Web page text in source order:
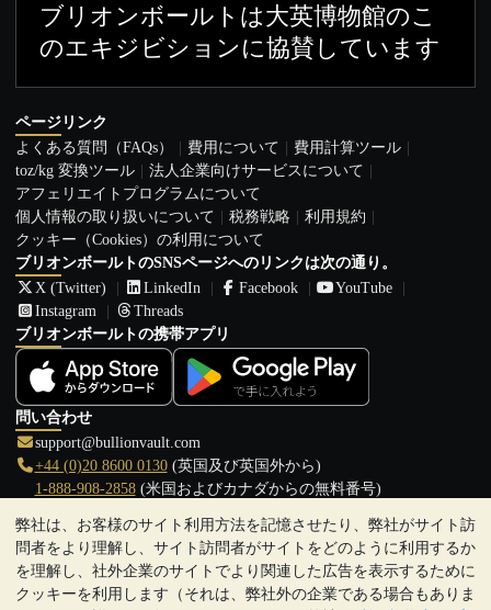
弊社は、お客様のサイト利用方法を記憶させたり、弊社がサイト訪
問者をより理解し、サイト訪問者がサイトをどのように利用するか
を理解し、社外企業のサイトでより関連した広告を表示するために
クッキーを利用します（それは、弊社外の企業である場合もありま
ブリオンボールトは大英博物館のこ
のエキジビションに協賛しています
ページリンク
よくある質問（FAQs）
費用について
費用計算ツール
toz/kg 変換ツール
法人企業向けサービスについて
アフェリエイトプログラムについて
個人情報の取り扱いについて
税務戦略
利用規約
クッキー（Cookies）の利用について
ブリオンボールトのSNSページへのリンクは次の通り。
X (Twitter)
LinkedIn Facebook
YouTube
Instagram
Threads
ブリオンボールトの携帯アプリ
問い合わせ
support@bullionvault.com
+44 (0)20 8600 0130(英国及び英国外から)
1-888-908-2858(米国およびカナダからの無料番号)
クリックして通話を開始
営業時間:
9:00～20:30 (英国), 月曜日から金曜日